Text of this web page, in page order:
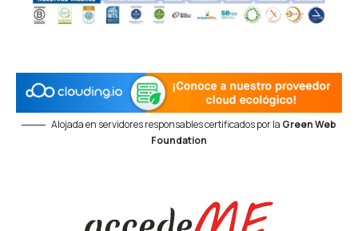
Alojada en servidores responsables certificados por la Green Web
Foundation